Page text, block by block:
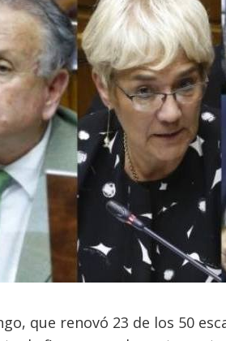
que renovó 23 de los 50